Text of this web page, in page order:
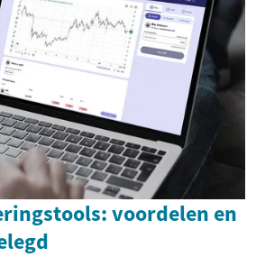
voordelen en